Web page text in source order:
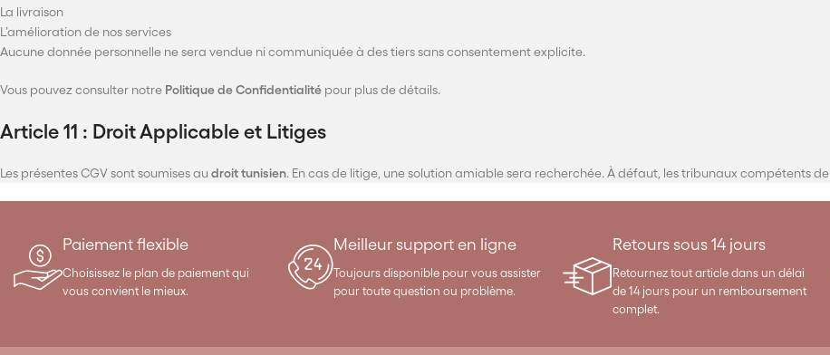
La livraison
L’amélioration de nos services
Aucune donnée personnelle ne sera vendue ni communiquée à des tiers sans consentement explicite.
Vous pouvez consulter notre Politique de Confidentialité pour plus de détails.
Article 11 : Droit Applicable et Litiges
Les présentes CGV sont soumises au droit tunisien. En cas de litige, une solution amiable sera recherchée. À défaut, les tribunaux compétents de
Paiement flexible
Choisissez le plan de paiement qui
vous convient le mieux.
Meilleur support en ligne
Toujours disponible pour vous assister
pour toute question ou problème.
Retours sous 14 jours
Retournez tout article dans un délai
de 14 jours pour un remboursement
complet.